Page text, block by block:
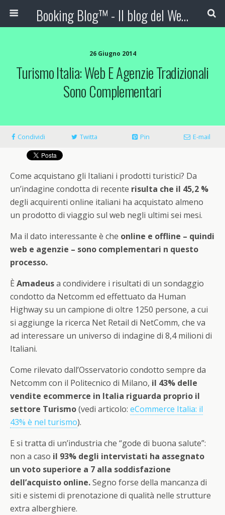
Booking Blog™ - Il blog del Web Marketing Turistico
26 Giugno 2014
Turismo Italia: Web E Agenzie Tradizionali
Sono Complementari
Condividi Twitta Pin E-mail
Come acquistano gli Italiani i prodotti turistici? Da
un’indagine condotta di recente risulta che il 45,2 %
degli acquirenti online italiani ha acquistato almeno
un prodotto di viaggio sul web negli ultimi sei mesi.
Ma il dato interessante è che online e offline – quindi
web e agenzie – sono complementari n questo
processo.
È Amadeusa condividere i risultati di un sondaggio
condotto da Netcomm ed effettuato da Human
Highway su un campione di oltre 1250 persone, a cui
si aggiunge la ricerca Net Retail di NetComm, che va
ad interessare un universo di indagine di 8,4 milioni di
Italiani.
Come rilevato dall’Osservatorio condotto sempre da
Netcomm con il Politecnico di Milano, il 43% delle
vendite ecommerce in Italia riguarda proprio il
settore Turismo(vedi articolo: eCommerce Italia: il
43% è nel turismo).
E si tratta di un’industria che “gode di buona salute”:
non a caso il 93% degli intervistati ha assegnato
un voto superiore a 7 alla soddisfazione
dell’acquisto online.Segno forse della mancanza di
siti e sistemi di prenotazione di qualità nelle strutture
extra alberghiere.